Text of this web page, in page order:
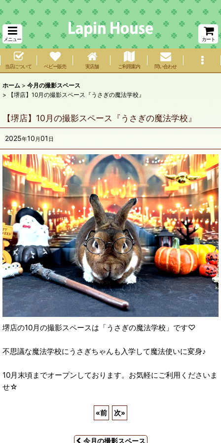
メニュー カート
当店について ベビー販売 実店舗 ご利用案内 問い合わせ
ホーム > 今月の撮影スペース
>
【堺店】10月の撮影スペース『うさぎの魔法学校』
【堺店】10月の撮影スペース『うさぎの魔法学校』
2025年10 月01 日
堺店の10月の撮影スペースは「うさぎの魔法学校」です♡
不思議な魔法学校にうさぎちゃんも入学して魔法使いに変身♪
10月末頃までオープンしております。お気軽にご利用くださいま
せ☆
«前 次»
今月の撮影スペース